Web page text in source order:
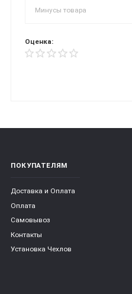
Оценка:
ПОКУПАТЕЛЯМ
Доставка и Оплата
Оплата
Самовывоз
Контакты
Установка Чехлов